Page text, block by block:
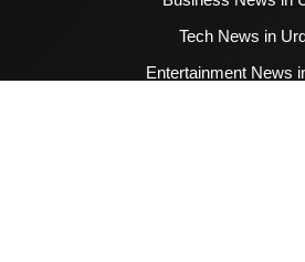
Tech News in
Entertainment News